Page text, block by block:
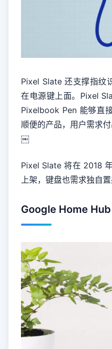
Pixel Slate 还支撑指纹
在电源键上面。Pixel
Pixelbook Pen 能够直
顺便的产品，用户需求
￼
Pixel Slate 将在 2018
上架，键盘也需求独自
Google Home Hub